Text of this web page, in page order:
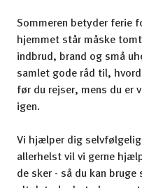
Sommeren betyder ferie
hjemmet står måske
indbrud, brand og små
samlet gode råd til,
før du rejser, mens du er
igen.
Vi hjælper dig
allerhelst vil vi gerne
de sker - så du kan